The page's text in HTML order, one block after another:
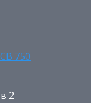
750
2